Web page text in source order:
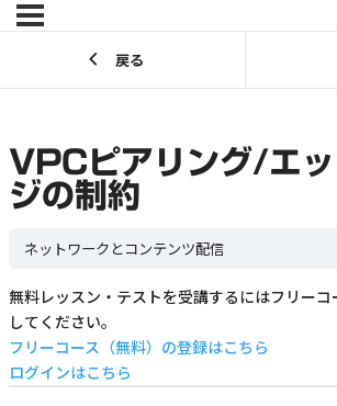
戻る
VPCピアリング/エ
ジの制約
ネットワークとコンテンツ配信
無料レッスン・テストを受講するにはフリー
してください。
フリーコース（無料）の登録はこちら
ログインはこちら